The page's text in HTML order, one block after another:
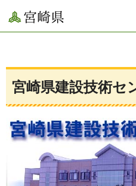
宮崎県
宮崎県建設技術セ